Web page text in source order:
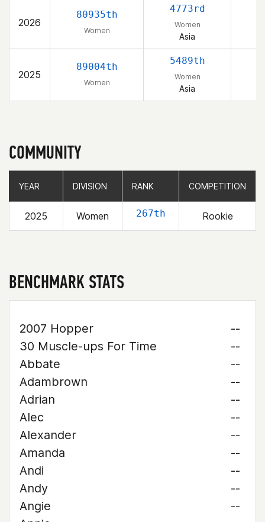
2026
80935th
Women
4773rd
Women
Asia
2025
89004th
Women
5489th
Women
Asia
COMMUNITY
YEAR DIVISION RANK COMPETITION
2025 Women 267th Rookie
YEAR DIVISION RANK COMPETITION
BENCHMARK STATS
2007 Hopper
--
30 Muscle-ups For Time
--
Abbate
--
Adambrown
--
Adrian
--
Alec
--
Alexander
--
Amanda
--
Andi
--
Andy
--
Angie
--